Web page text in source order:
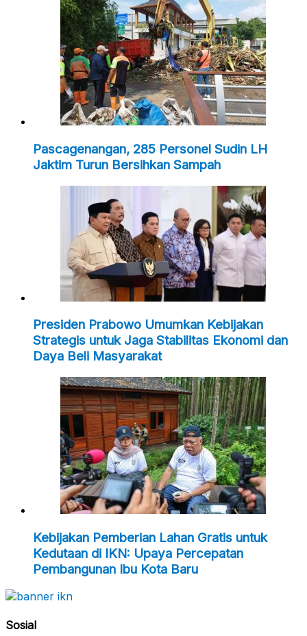
Pascagenangan, 285 Personel Sudin LH
Jaktim Turun Bersihkan Sampah
Presiden Prabowo Umumkan Kebijakan
Strategis untuk Jaga Stabilitas Ekonomi dan
Daya Beli Masyarakat
Kebijakan Pemberian Lahan Gratis untuk
Kedutaan di IKN: Upaya Percepatan
Pembangunan Ibu Kota Baru
Sosial